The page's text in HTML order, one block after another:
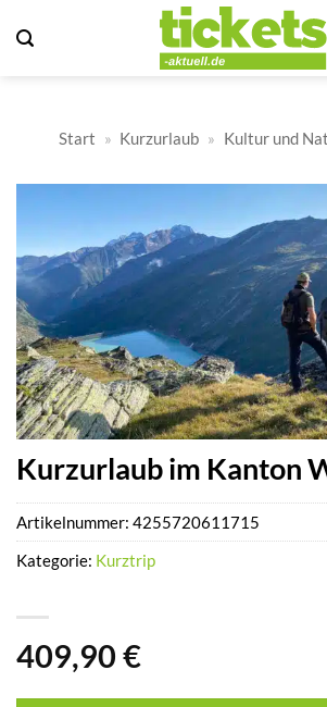
Inhalt
Start » Kurzurlaub » Kultur und
Kurzurlaub im Kanton
409,90 €
Artikelnummer: 4255720611715
Kategorie: Kurztrip